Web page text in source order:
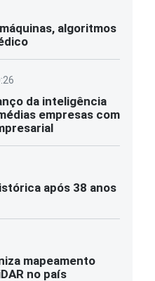
algoritmos
da inteligência
empresas com
após 38 anos
mapeamento
no país